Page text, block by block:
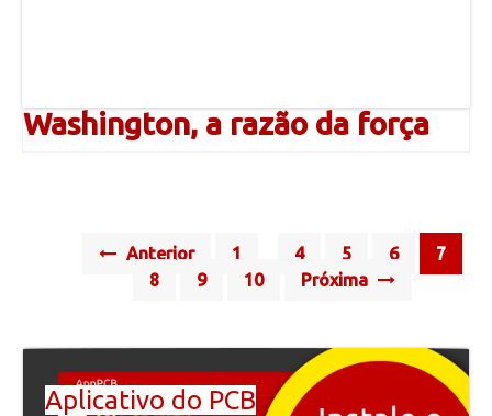
Washington, a razão da força
navigation
Anterior 1 4 5 6
7
8
9 10 Próxima
Aplicativo do PCB